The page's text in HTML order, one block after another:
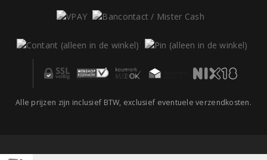
Alle prijzen zijn inclusief BTW, exclusief eventuele verzendkosten.